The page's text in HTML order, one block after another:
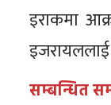
इराकमा
सम्बन्धित